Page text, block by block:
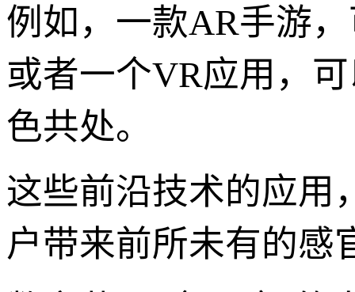
例如，一款AR手游
或者一个VR应用，
色共处。
这些前沿技术的应用
户带来前所未有的感